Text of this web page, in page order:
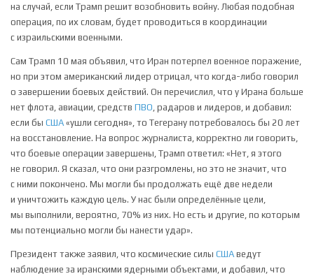
на случай, если Трамп решит возобновить войну. Любая подобная
операция, по их словам, будет проводиться в координации
с израильскими военными.
Сам Трамп 10 мая объявил, что Иран потерпел военное поражение,
но при этом американский лидер отрицал, что когда-либо говорил
о завершении боевых действий. Он перечислил, что у Ирана больше
нет флота, авиации, средств ПВО, радаров и лидеров, и добавил:
если бы США «ушли сегодня», то Тегерану потребовалось бы 20 лет
на восстановление. На вопрос журналиста, корректно ли говорить,
что боевые операции завершены, Трамп ответил: «Нет, я этого
не говорил. Я сказал, что они разгромлены, но это не значит, что
с ними покончено. Мы могли бы продолжать ещё две недели
и уничтожить каждую цель. У нас были определённые цели,
мы выполнили, вероятно, 70% из них. Но есть и другие, по которым
мы потенциально могли бы нанести удар».
Президент также заявил, что космические силы США ведут
наблюдение за иранскими ядерными объектами, и добавил, что